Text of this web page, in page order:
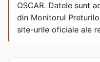
OSCAR. Datele sunt
din Monitorul
site-urile oficiale ale